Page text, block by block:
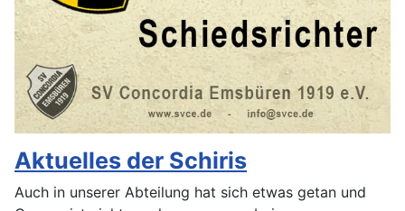
Aktuelles der Schiris
Auch in unserer Abteilung hat sich etwas getan und